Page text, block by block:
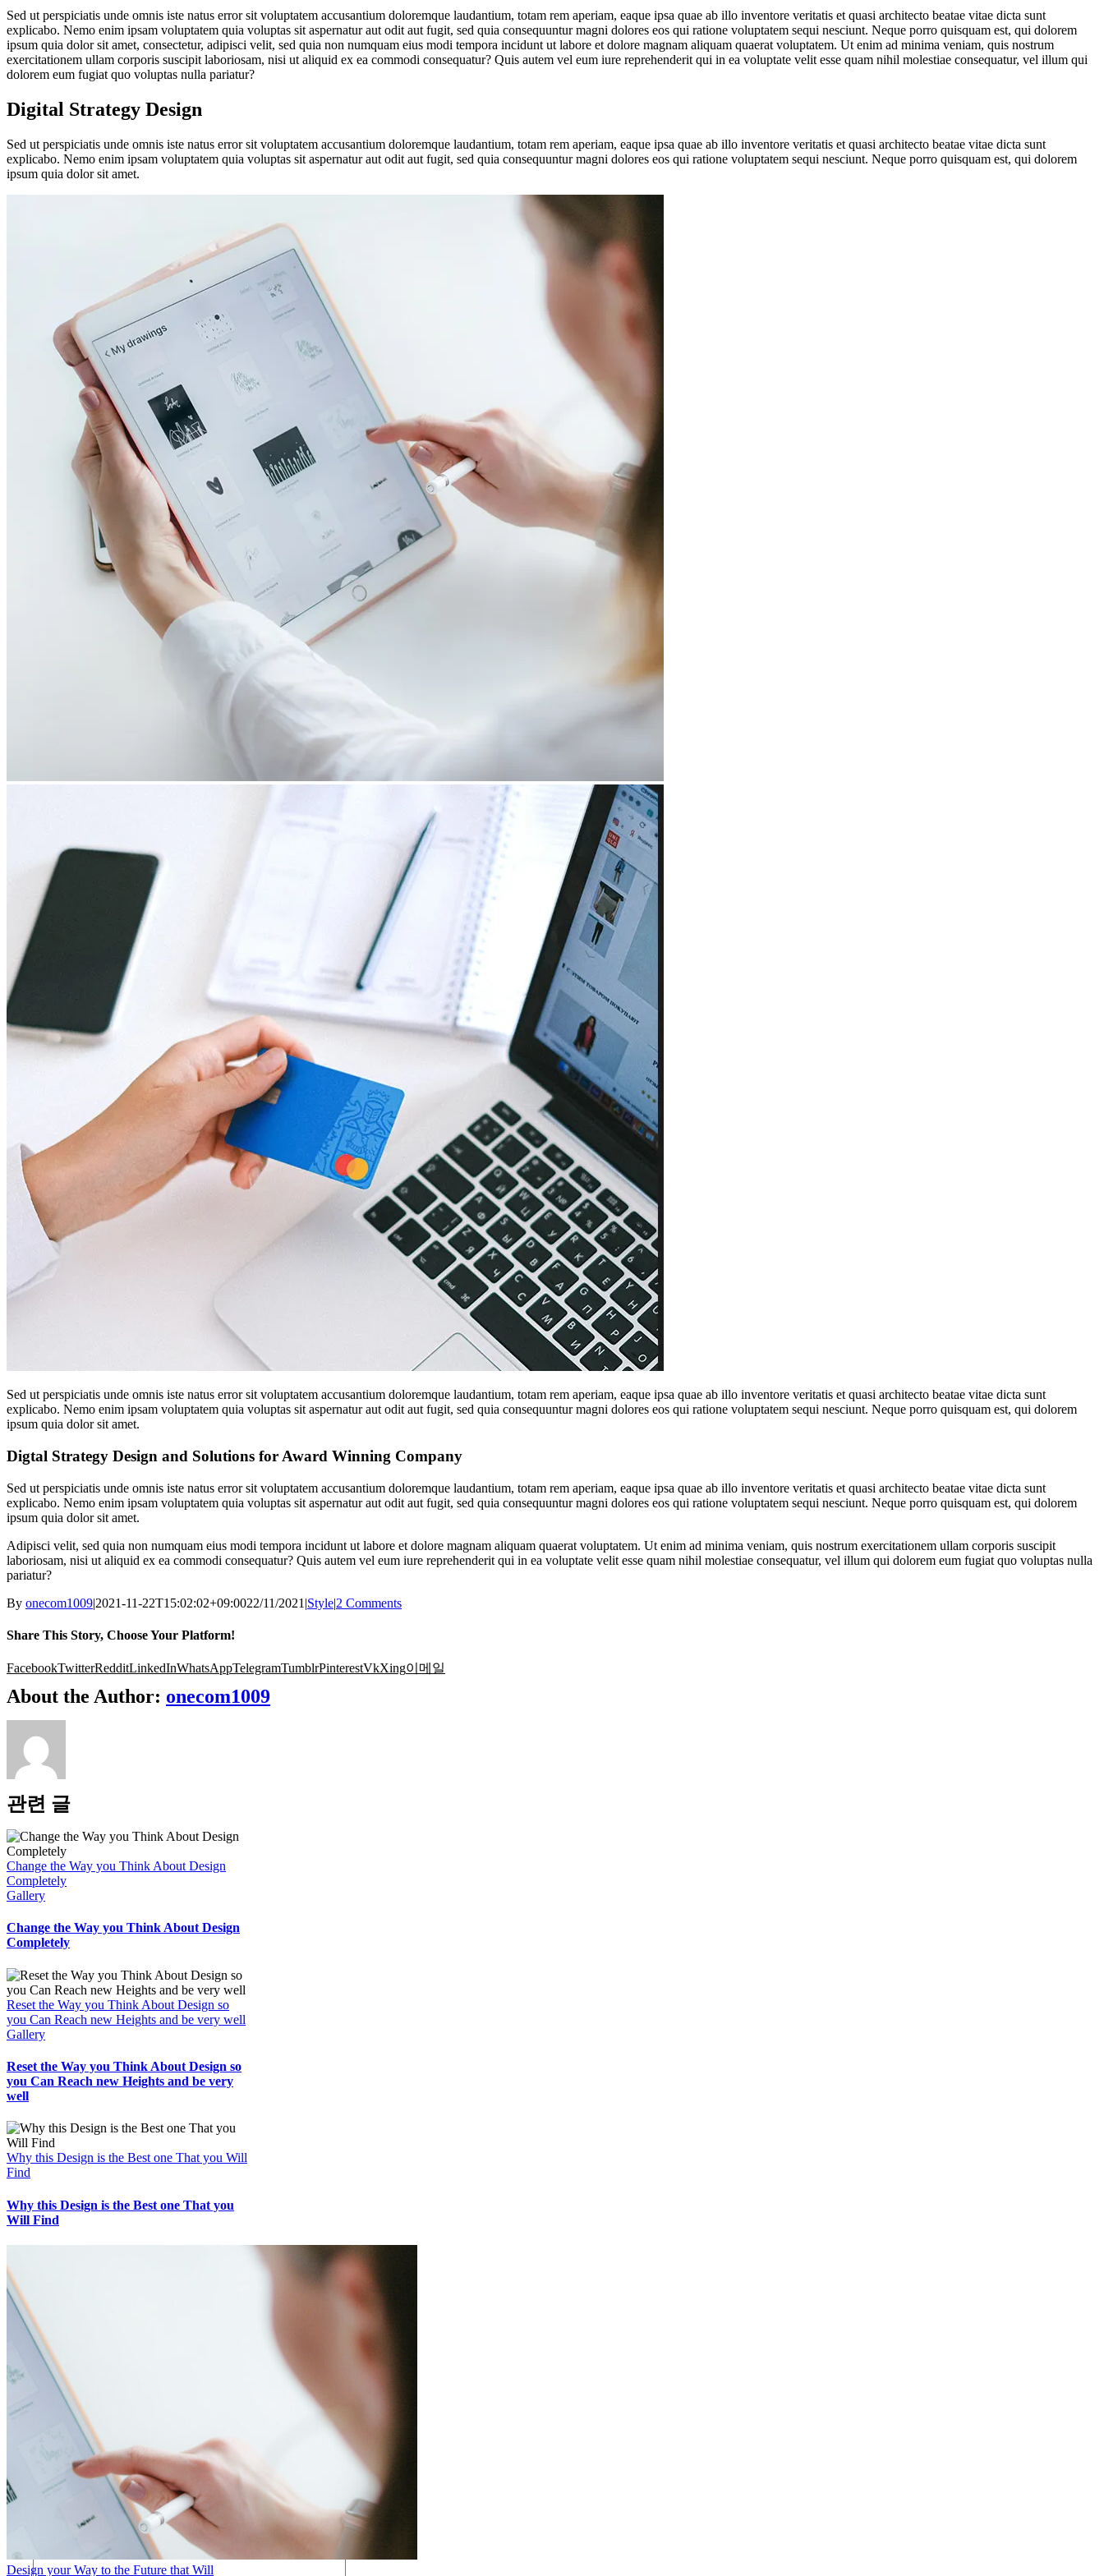
Sed ut perspiciatis unde omnis iste natus error sit voluptatem accusantium doloremque laudantium, totam rem aperiam, eaque ipsa quae ab illo inventore veritatis et quasi architecto beatae vitae dicta sunt
explicabo. Nemo enim ipsam voluptatem quia voluptas sit aspernatur aut odit aut fugit, sed quia consequuntur magni dolores eos qui ratione voluptatem sequi nesciunt. Neque porro quisquam est, qui dolorem
ipsum quia dolor sit amet, consectetur, adipisci velit, sed quia non numquam eius modi tempora incidunt ut labore et dolore magnam aliquam quaerat voluptatem. Ut enim ad minima veniam, quis nostrum
exercitationem ullam corporis suscipit laboriosam, nisi ut aliquid ex ea commodi consequatur? Quis autem vel eum iure reprehenderit qui in ea voluptate velit esse quam nihil molestiae consequatur, vel illum qui
dolorem eum fugiat quo voluptas nulla pariatur?
Digital Strategy Design
Sed ut perspiciatis unde omnis iste natus error sit voluptatem accusantium doloremque laudantium, totam rem aperiam, eaque ipsa quae ab illo inventore veritatis et quasi architecto beatae vitae dicta sunt
explicabo. Nemo enim ipsam voluptatem quia voluptas sit aspernatur aut odit aut fugit, sed quia consequuntur magni dolores eos qui ratione voluptatem sequi nesciunt. Neque porro quisquam est, qui dolorem
ipsum quia dolor sit amet.
Sed ut perspiciatis unde omnis iste natus error sit voluptatem accusantium doloremque laudantium, totam rem aperiam, eaque ipsa quae ab illo inventore veritatis et quasi architecto beatae vitae dicta sunt
explicabo. Nemo enim ipsam voluptatem quia voluptas sit aspernatur aut odit aut fugit, sed quia consequuntur magni dolores eos qui ratione voluptatem sequi nesciunt. Neque porro quisquam est, qui dolorem
ipsum quia dolor sit amet.
Digtal Strategy Design and Solutions for Award Winning Company
Sed ut perspiciatis unde omnis iste natus error sit voluptatem accusantium doloremque laudantium, totam rem aperiam, eaque ipsa quae ab illo inventore veritatis et quasi architecto beatae vitae dicta sunt
explicabo. Nemo enim ipsam voluptatem quia voluptas sit aspernatur aut odit aut fugit, sed quia consequuntur magni dolores eos qui ratione voluptatem sequi nesciunt. Neque porro quisquam est, qui dolorem
ipsum quia dolor sit amet.
Adipisci velit, sed quia non numquam eius modi tempora incidunt ut labore et dolore magnam aliquam quaerat voluptatem. Ut enim ad minima veniam, quis nostrum exercitationem ullam corporis suscipit
laboriosam, nisi ut aliquid ex ea commodi consequatur? Quis autem vel eum iure reprehenderit qui in ea voluptate velit esse quam nihil molestiae consequatur, vel illum qui dolorem eum fugiat quo voluptas nulla
pariatur?
By onecom1009|2021-11-22T15:02:02+09:0022/11/2021 |Style|2 Comments
Share This Story, Choose Your Platform!
FacebookTwitterRedditLinkedInWhatsAppTelegramTumblrPinterestVkXing이메일
About the Author: onecom1009
관련 글
Change the Way you Think About Design
Completely
Gallery
Change the Way you Think About Design
Completely
Reset the Way you Think About Design so
you Can Reach new Heights and be very well
Gallery
Reset the Way you Think About Design so
you Can Reach new Heights and be very
well
Why this Design is the Best one That you Will
Find
Why this Design is the Best one That you
Will Find
Design your Way to the Future that Will
2 댓글
Jane Morison - 답글쓰기
The best Article!
Jason Morrelly 23/11/2021 8:03 오전
Thank you!
댓글을 남겨주세요